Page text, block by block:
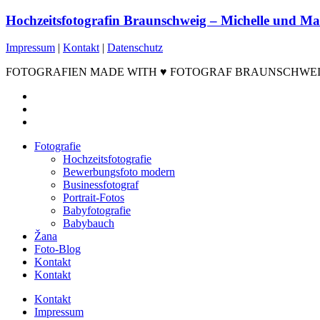
Hochzeitsfotografin Braunschweig – Michelle und
Impressum | Kontakt | Datenschutz
FOTOGRAFIEN MADE WITH ♥ FOTOGRAF
Close
Fotografie
Hochzeitsfotografie
Bewerbungsfoto modern
Businessfotograf
Portrait-Fotos
Babyfotografie
Babybauch
Žana
Foto-Blog
Kontakt
Kontakt
Kontakt
Impressum